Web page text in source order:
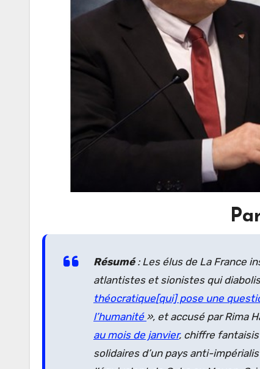
Résumé: Les élus de La France
atlantistes et sionistes qui
théocratique[qui] pose une
l’humanité », et accusé par Rima
au mois de janvier, chiffre
solidaires d’un pays anti-